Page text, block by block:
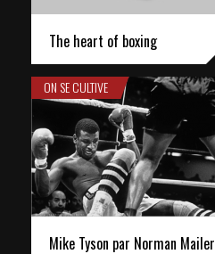
The heart of boxing
ON SE CULTIVE
Mike Tyson par Norman Mailer